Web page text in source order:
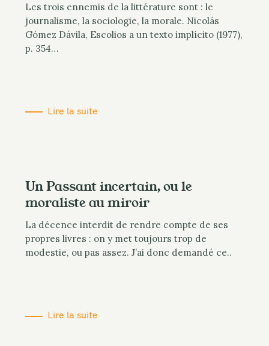
Les trois ennemis de la littérature sont : le
journalisme, la sociologie, la morale. Nicolás
Gómez Dávila, Escolios a un texto implícito (1977),
p. 354…
Lire la suite
Un Passant incertain, ou le
moraliste au miroir
La décence interdit de rendre compte de ses
propres livres : on y met toujours trop de
modestie, ou pas assez. J’ai donc demandé ce..
Lire la suite